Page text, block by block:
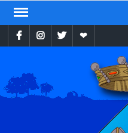
Skip
contentFacebookInstragram
TwitterEbando